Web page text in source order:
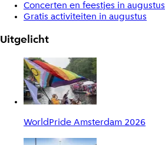
Concerten en feestjes in augustus
Gratis activiteiten in augustus
Uitgelicht
WorldPride Amsterdam 2026